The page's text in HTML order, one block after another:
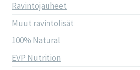
Ravintojauheet
Muut ravintolisät
100% Natural
EVP Nutrition